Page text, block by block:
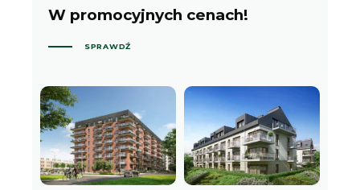
W promocyjnych cenach!
SPRAWDŹ